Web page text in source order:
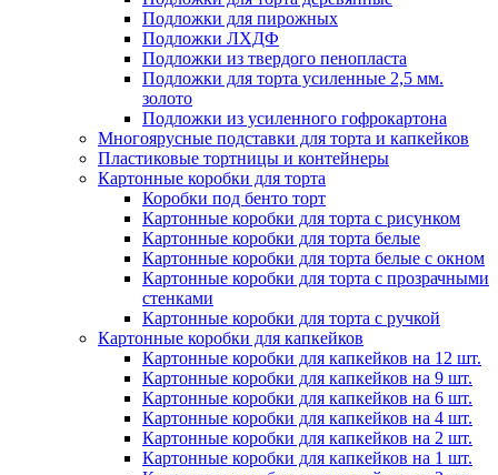
Подложки для пирожных
Подложки ЛХДФ
Подложки из твердого пенопласта
Подложки для торта усиленные 2,5 мм.
золото
Подложки из усиленного гофрокартона
Многоярусные подставки для торта и капкейков
Пластиковые тортницы и контейнеры
Картонные коробки для торта
Коробки под бенто торт
Картонные коробки для торта с рисунком
Картонные коробки для торта белые
Картонные коробки для торта белые с окном
Картонные коробки для торта с прозрачными
стенками
Картонные коробки для торта с ручкой
Картонные коробки для капкейков
Картонные коробки для капкейков на 12 шт.
Картонные коробки для капкейков на 9 шт.
Картонные коробки для капкейков на 6 шт.
Картонные коробки для капкейков на 4 шт.
Картонные коробки для капкейков на 2 шт.
Картонные коробки для капкейков на 1 шт.